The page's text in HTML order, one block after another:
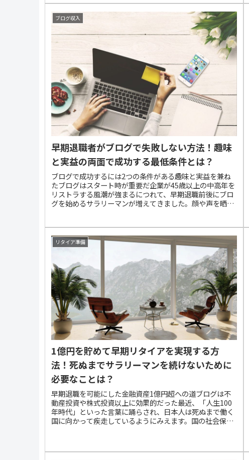
からです。ところが、最近は若い人であっても日本を脱出
してネットやトレードなどで収入を得ながら海外で生活す
ることに憧れる人が増えてきました。東京だと月額30万円
以上は下らないようなジム・プール付きのタワマンの部屋
が月額10万円以下、1LDKで我慢すれば、5万円前後で可能
です。ネットで日本国内の会社から仕事を請け負えば、生
活費は東南アジア水準の安さ、給料は日本水準の高さとい
うミスマッ...
ブログ収入
早期退職者がブログで失敗しない方法！趣味
と実益の両面で成功する最低条件とは？
ブログで成功するには2つの条件がある趣味と実益を兼ね
たブログはスタート時が重要だ企業が45歳以上の中高年を
リストラする風潮が強まるにつれて、早期退職前後にブロ
グを始めるサラリーマンが増えてきました。顔や声を晒
楽です。ですから、仕事ではなく趣味として始めるのです
から、気楽なブログが最善と考える人が多いは当然だと思
います。今後、早期退職や副業がブームになるにつれて、
これからブログを始める人が一層増える可能性がありま
す。というわけで、ブログを始める際に多くの人が陥りが
ちな落とし穴を中心に話していきたいと思います。ブログ
を始める動機は、自分の足跡や忘備録を残したい人や、ブ
ログを趣味として楽しみながら収益も得てみたい人など多
種多様です。単に足跡を残したいという日記代わりなら
ば、さほど注意すべ...
リタイア準備
1億円を貯めて早期リタイアを実現する方
法！死ぬまでサラリーマンを続けないために
必要なことは？
早期退職を可能にした金融資産1億円超への道ブログは不
動産投資や株式投資以上に効果的だった最近、「人生100
年時代」といった言葉に踊らされ、日本人は死ぬまで働く
国に向かって疾走しているようにみえます。国の社会保障